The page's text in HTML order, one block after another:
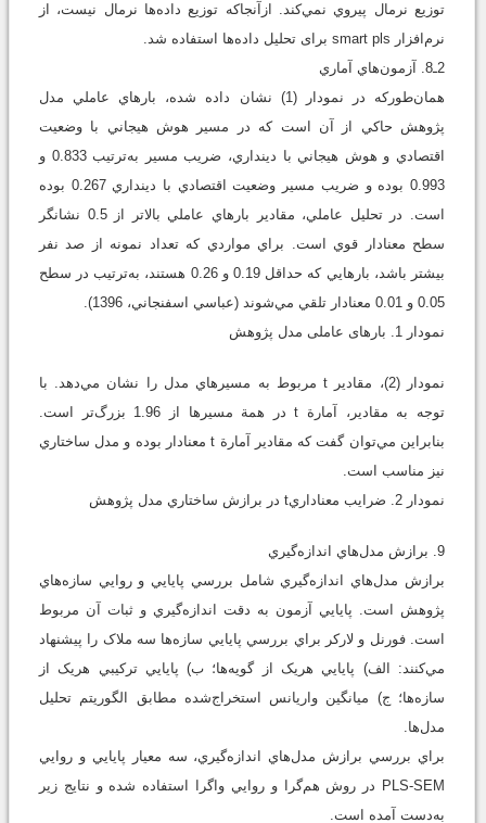
توزيع نرمال پيروي نمي‌کند. ازآنجاکه توزيع داده‌ها نرمال نیست، از
نرم‌افزار smart pls برای تحليل داده‌ها استفاده شد.
2ـ8. آزمون‌هاي آماري
همان‌طورکه در نمودار (1) نشان داده شده، بارهاي عاملي مدل
پژوهش حاکي از آن است که در مسير هوش هيجاني با وضعيت
اقتصادي و هوش هيجاني با دينداري، ضريب مسير به‌ترتيب 0.833 و
0.993 بوده و ضريب مسير وضعيت اقتصادي با دينداري 0.267 بوده
است. در تحليل عاملي، مقادير بارهاي عاملي بالاتر از 0.5 نشانگر
سطح معنادار قوي است. براي مواردي که تعداد نمونه از صد نفر
بيشتر باشد، بارهايي که حداقل 0.19 و 0.26 هستند، به‌ترتيب در سطح
0.05 و 0.01 معنادار تلقي مي‌شوند (عباسي اسفنجاني، 1396).
نمودار 1. بارهای عاملی مدل پژوهش
نمودار (2)، مقادير t مربوط به مسيرهاي مدل را نشان مي‌دهد. با
توجه به مقادير، آمارة t در همة مسيرها از 1.96 بزرگ‌تر است.
بنابراين مي‌توان گفت که مقادير آمارة t معنادار بوده و مدل ساختاري
نيز مناسب است.
نمودار 2. ضرايب معناداريt در برازش ساختاري مدل پژوهش
9. برازش مدل‌هاي اندازه‌گيري
برازش مدل‌هاي اندازه‌گيري شامل بررسي پايايي و روايي سازه‌هاي
پژوهش است. پايايي آزمون به دقت اندازه‌گيري و ثبات آن مربوط
است. فورنل و لارکر براي بررسي پايايي سازه‌ها سه ملاک را پيشنهاد
مي‌کنند: الف) پايايي هريک از گويه‌ها؛ ب) پايايي ترکيبي هريک از
سازه‌ها؛ ج) ميانگين واريانس استخراج‌شده مطابق الگوريتم تحليل
مدل‌ها.
براي بررسي برازش مدل‌هاي اندازه‌گيري، سه معيار پايايي و روايي
PLS-SEM در روش هم‌گرا و روايي واگرا استفاده شده و نتايج زير
به‌دست آمده است.